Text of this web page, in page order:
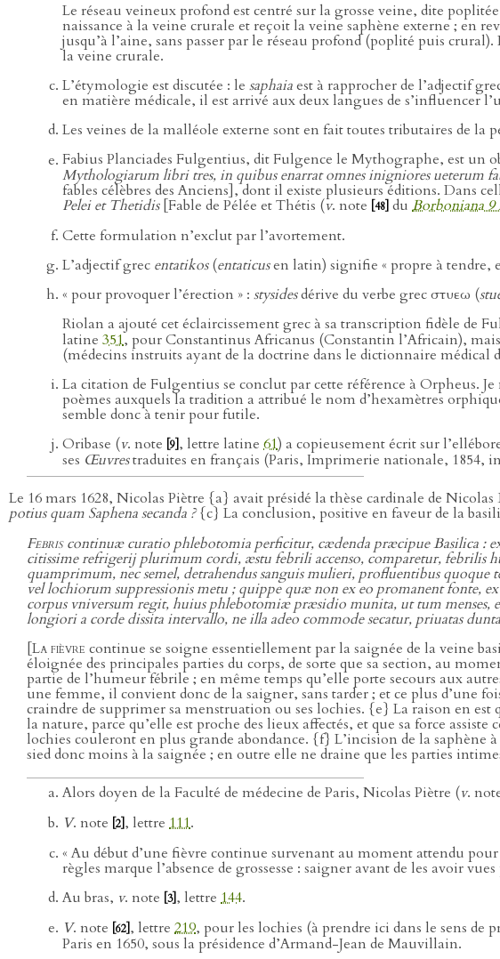
Le réseau veineux profond est centré sur la grosse veine, dite
naissance à la veine crurale et reçoit la veine saphène externe ; en
jusqu’à l’aine, sans passer par le réseau profond (poplité puis
la veine crurale.
L’étymologie est discutée : le saphaiaest à rapprocher de l’adjectif
en matière médicale, il est arrivé aux deux langues de s’influencer
Les veines de la malléole externe sont en fait toutes tributaires de
Fabius Planciades Fulgentius, dit Fulgence le Mythographe, est un
Mythologiarum libri tres, in quibus enarrat omnes inigniores ueterum
fables célèbres des Anciens], dont il existe plusieurs éditions. Dans
Pelei et Thetidis[Fable de Pélée et Thétis (v. note [48] du Borboniana 9
Cette formulation n’exclut par l’avortement.
L’adjectif grec entatikos(entaticusen latin) signifie « propre à tendre,
« pour provoquer l’érection » : stysidesdérive du verbe grec στυεω (
Riolan a ajouté cet éclaircissement grec à sa transcription fidèle de
latine 351, pour Constantinus Africanus (Constantin l’Africain),
(médecins instruits ayant de la doctrine dans le dictionnaire médical
La citation de Fulgentius se conclut par cette référence à Orpheus.
poèmes auxquels la tradition a attribué le nom d’hexamètres
semble donc à tenir pour futile.
Oribase (v. note [9] , lettre latine 61) a copieusement écrit sur
ses Œuvrestraduites en français (Paris, Imprimerie nationale, 1854,
Le 16 mars 1628, Nicolas Piètre {a} avait présidé la thèse cardinale de
potius quam Saphena secanda ?{c} La conclusion, positive en faveur de la
Febriscontinuæ curatio phlebotomia perficitur, cædenda præcipue Basilica :
citissime refrigerij plurimum cordi, æstu febrili accenso, comparetur, febrilis
quamprimum, nec semel, detrahendus sanguis mulieri, profluentibus
vel lochiorum suppressionis metu ; quippe quæ non ex eo promanent fonte,
corpus vniversum regit, huius phlebotomiæ præsidio munita, ut tum menses,
longiori a corde dissita intervallo, ne illa adeo commode secatur, priuatas
[La fièvre continue se soigne essentiellement par la saignée de la veine
éloignée des principales parties du corps, de sorte que sa section, au
partie de l’humeur fébrile ; en même temps qu’elle porte secours aux
une femme, il convient donc de la saigner, sans tarder ; et ce plus d’une
craindre de supprimer sa menstruation ou ses lochies. {e} La raison en est
la nature, parce qu’elle est proche des lieux affectés, et que sa force
lochies couleront en plus grande abondance. {f} L’incision de la saphène
sied donc moins à la saignée ; en outre elle ne draine que les parties
Alors doyen de la Faculté de médecine de Paris, Nicolas Piètre (v.
V. note [2] , lettre 111.
« Au début d’une fièvre continue survenant au moment attendu
règles marque l’absence de grossesse : saigner avant de les avoir
Au bras, v. note [3] , lettre 144.
V. note [62] , lettre 219, pour les lochies (à prendre ici dans le sens de
Paris en 1650, sous la présidence d’Armand-Jean de Mauvillain.